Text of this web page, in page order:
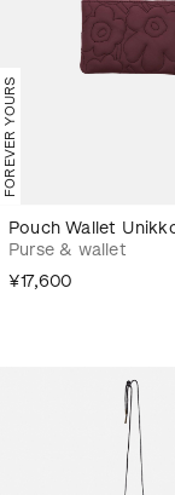
FOREVER YOURS
Pouch Wallet
Purse & wallet
¥17,600